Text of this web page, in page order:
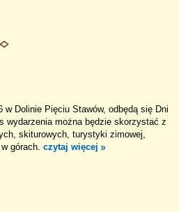
w Dolinie Pięciu Stawów, odbędą się Dni
wydarzenia można będzie skorzystać z
skiturowych, turystyki zimowej,
górach. czytaj więcej